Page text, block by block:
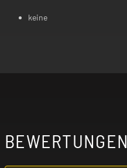
keine
BEWERTUNGEN